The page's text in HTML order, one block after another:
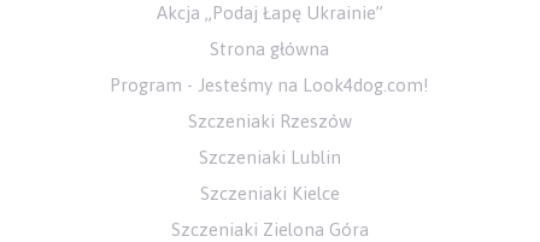
Akcja „Podaj Łapę Ukrainie”
Strona główna
Program - Jesteśmy na Look4dog.com!
Szczeniaki Rzeszów
Szczeniaki Lublin
Szczeniaki Kielce
Szczeniaki Zielona Góra